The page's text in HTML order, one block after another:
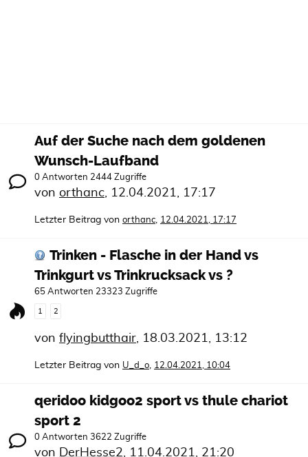
Auf der Suche nach dem goldenen
Wunsch-Laufband
0 Antworten 2444 Zugriffe
von orthanc, 12.04.2021, 17:17
Letzter Beitrag von orthanc, 12.04.2021, 17:17
Trinken - Flasche in der Hand vs
Trinkgurt vs Trinkrucksack vs ?
65 Antworten 23323 Zugriffe
1 2
von flyingbutthair 18.03.2021, 13:12
Letzter Beitrag von U_d_o 12.04.2021, 10:04
qeridoo kidgoo2 sport vs thule chariot
sport 2
0 Antworten 3622 Zugriffe
von DerHesse2 11.04.2021, 21:20